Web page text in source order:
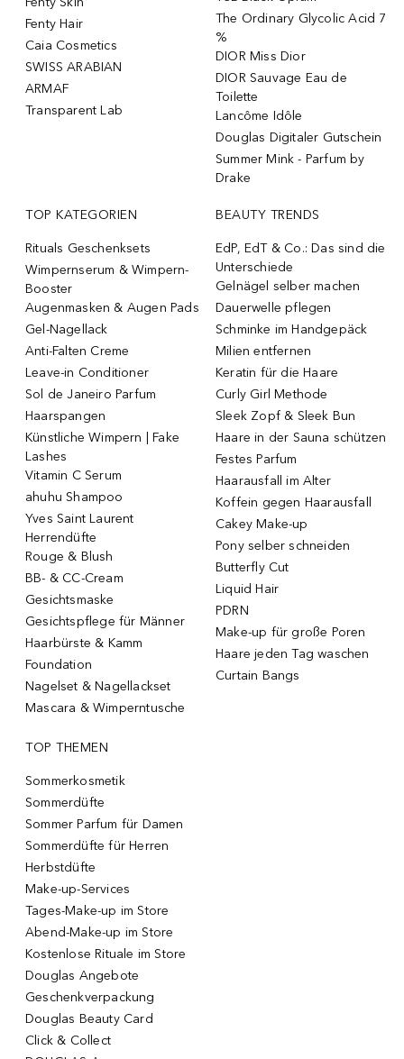
Fenty Hair
Caia Cosmetics
SWISS ARABIAN
ARMAF
Transparent Lab
The Ordinary Glycolic Acid 7
%
DIOR Miss Dior
DIOR Sauvage Eau de
Toilette
Lancôme Idôle
Douglas Digitaler Gutschein
Summer Mink - Parfum by
Drake
TOP KATEGORIEN
Rituals Geschenksets
Wimpernserum & Wimpern-
Booster
Augenmasken & Augen Pads
Gel-Nagellack
Anti-Falten Creme
Leave-in Conditioner
Sol de Janeiro Parfum
Haarspangen
Künstliche Wimpern | Fake
Lashes
Vitamin C Serum
ahuhu Shampoo
Yves Saint Laurent
Herrendüfte
Rouge & Blush
BB- & CC-Cream
Gesichtsmaske
Gesichtspflege für Männer
Haarbürste & Kamm
Foundation
Nagelset & Nagellackset
Mascara & Wimperntusche
BEAUTY TRENDS
EdP, EdT & Co.: Das sind die
Unterschiede
Gelnägel selber machen
Dauerwelle pflegen
Schminke im Handgepäck
Milien entfernen
Keratin für die Haare
Curly Girl Methode
Sleek Zopf & Sleek Bun
Haare in der Sauna schützen
Festes Parfum
Haarausfall im Alter
Koffein gegen Haarausfall
Cakey Make-up
Pony selber schneiden
Butterfly Cut
Liquid Hair
PDRN
Make-up für große Poren
Haare jeden Tag waschen
Curtain Bangs
TOP THEMEN
Sommerkosmetik
Sommerdüfte
Sommer Parfum für Damen
Sommerdüfte für Herren
Herbstdüfte
Make-up-Services
Tages-Make-up im Store
Abend-Make-up im Store
Kostenlose Rituale im Store
Douglas Angebote
Geschenkverpackung
Douglas Beauty Card
Click & Collect